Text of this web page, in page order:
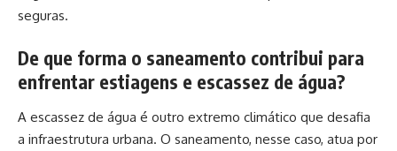
seguras.
De que forma o saneamento contribui para
enfrentar estiagens e escassez de água?
A escassez de água é outro extremo climático que desafia
a infraestrutura urbana. O saneamento, nesse caso, atua por